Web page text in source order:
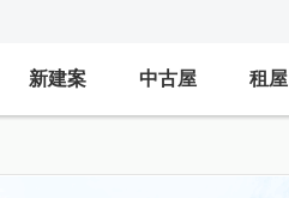
新建案 中古屋 租屋